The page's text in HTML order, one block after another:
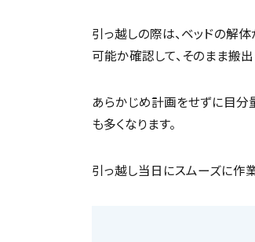
引っ越しの際は、ベッドの解
可能か確認して、そのまま搬出
あらかじめ計画をせずに目分
も多くなります。
引っ越し当日にスムーズに作